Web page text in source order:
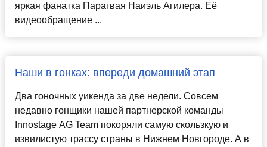
яркая фанатка Парагвая Наиэль Агилера. Её
видеообращение ...
Наши в гонках: впереди домашний этап
Два гоночных уикенда за две недели. Совсем
недавно гонщики нашей партнерской команды
Innostage AG Team покоряли самую скользкую и
извилистую трассу страны в Нижнем Новгороде. А в